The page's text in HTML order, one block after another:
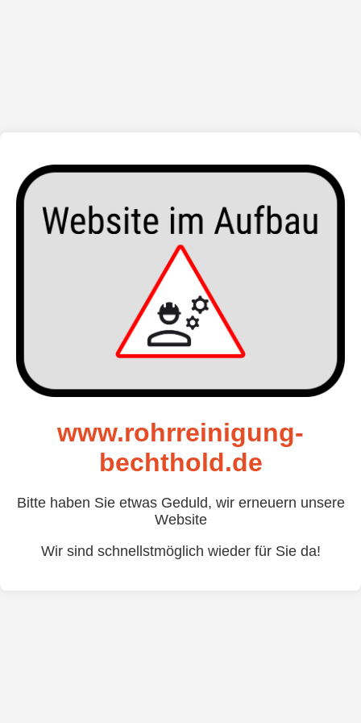
www.rohrreinigung-
bechthold.de
Bitte haben Sie etwas Geduld, wir erneuern unsere
Website
Wir sind schnellstmöglich wieder für Sie da!